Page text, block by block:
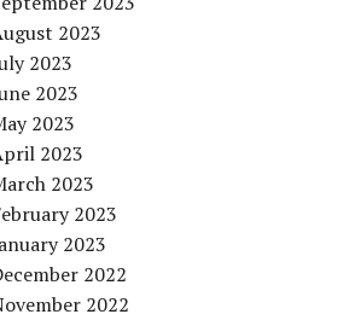
2023
2023
2023
2023
2023
2023
2023
2023
2022
2022